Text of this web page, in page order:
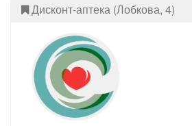
Дисконт-аптека (Лобкова, 4)